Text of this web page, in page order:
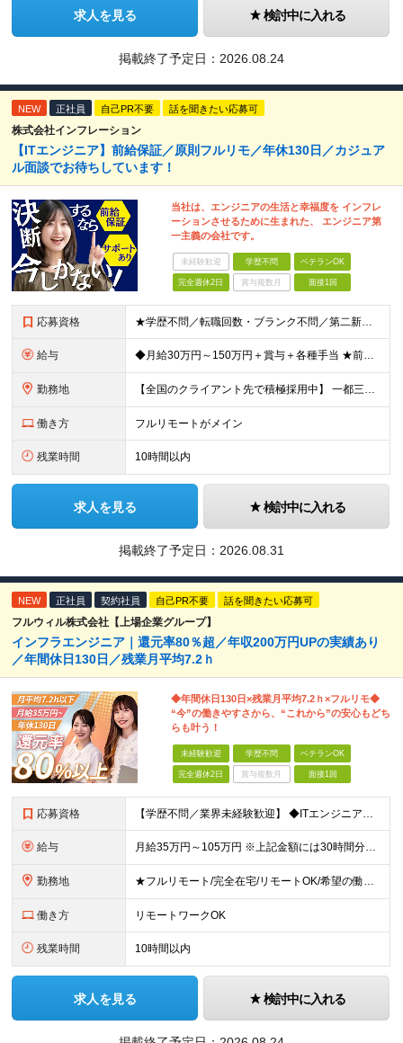
求人を見る 検討中に入れる
掲載終了予定日： 2026.08.24
NEW 正社員 自己PR不要 話を聞きたい応募可
株式会社インフレーション
【ITエンジニア】前給保証／原則フルリモ／年休130日／カジュア
ル面談でお待ちしています！
当社は、エンジニアの生活と幸福度を インフレ
ーションさせるために生まれた、 エンジニア第
一主義の会社です。
未経験歓迎 学歴不問 ベテランOK
完全週休2日 賞与複数月 面接1回
応募資格 ★学歴不問／転職回数・ブランク不問／第二新卒も歓迎！ 【応募条件】 エンジニア実務経験がある方 ※領域や担当工程は問いません。 ◎学歴・ブランク・転職回数不問。 ◎選考はWebで完結！即日内定も！
給与 ◆月給30万円～150万円＋賞与＋各種手当 ★前職給与保証／スキル・経験により決定します。 ★給与は案件単価に完全連動 ★案件の契約内容や昇給、賞与額はすべて開示いたします。 ※上記給与には、月3
勤務地 【全国のクライアント先で積極採用中】 一都三県／関西／九州／東海を中心に全国の案件をご用意。 ★完全在宅勤務も可！ ★プロジェクトは完全選択制 ★フルリモート案件の選択も可能 【100％希望の案件に
働き方 フルリモートがメイン
残業時間 10時間以内
求人を見る 検討中に入れる
掲載終了予定日： 2026.08.31
NEW 正社員 契約社員 自己PR不要 話を聞きたい応募可
フルウィル株式会社【上場企業グループ】
インフラエンジニア｜還元率80％超／年収200万円UPの実績あり
／年間休日130日／残業月平均7.2ｈ
◆年間休日130日×残業月平均7.2ｈ×フルリモ◆
“今”の働きやすさから、“これから”の安心もどち
らも叶う！
未経験歓迎 学歴不問 ベテランOK
完全週休2日 賞与複数月 面接1回
応募資格 【学歴不問／業界未経験歓迎】 ◆ITエンジニアとしての実務経験がある方 （開発・インフラ・テスト・ヘルプデスクなどジャンル不問） ※ブランクがある方、独学から実務経験をお持ちの方も大歓迎。 ※使用言
給与 月給35万円～105万円 ※上記金額には30時間分・6万6000円～19.9万円の固定残業代が含まれています。 固定残業代を超える勤務が発生した場合は、追加支給いたします。 ※試用期間3ヶ月あり。期間
勤務地 ★フルリモート/完全在宅/リモートOK/希望の働き方が叶う ◆ご自身のご希望や居住地を考慮し、決定します。 ◆転居を伴う転勤はありません。 全国各地のプロジェクト先での勤務となります。 【東京本
働き方 リモートワークOK
残業時間 10時間以内
求人を見る 検討中に入れる